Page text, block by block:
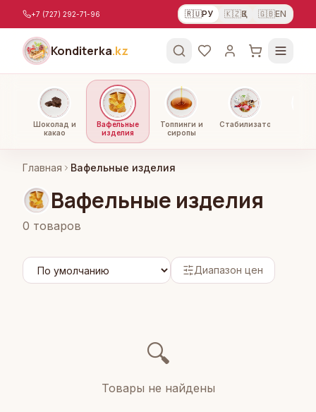
Перейти к содержимому
+7 (727) 292-71-96 🇷🇺РУ 🇰🇿ҚЗ 🇬🇧EN
Konditerka.kz
Шоколад и
какао
Вафельные
изделия
Топпинги и
сиропы
Стабилизаторы
Главная Вафельные изделия
Вафельные изделия
0 товаров
Диапазон цен
🔍
Товары не найдены